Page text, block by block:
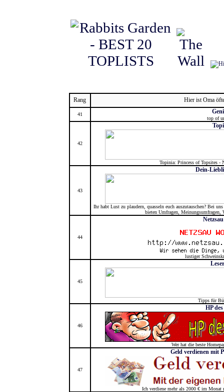
Rang Hier ist Oma
41
top of
42
Topinia: Princess of Topsites -
43
Dein-
Ihr habt Lust zu plaudern, quasseln euch auszutauschen? Bei
bieten Umfragen, Meinungsumfragen,
44
lustiger
45
Tipps für
46
HP
Wer hat die beste
47
Geld verdienen mit
Ich verdiene mehr als 2000 € im Monat